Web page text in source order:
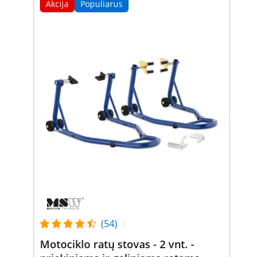
Akcija Populiarus
(54)
Motociklo ratų stovas - 2 vnt. -